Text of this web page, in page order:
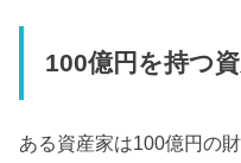
100億円を持つ
ある資産家は100億円の